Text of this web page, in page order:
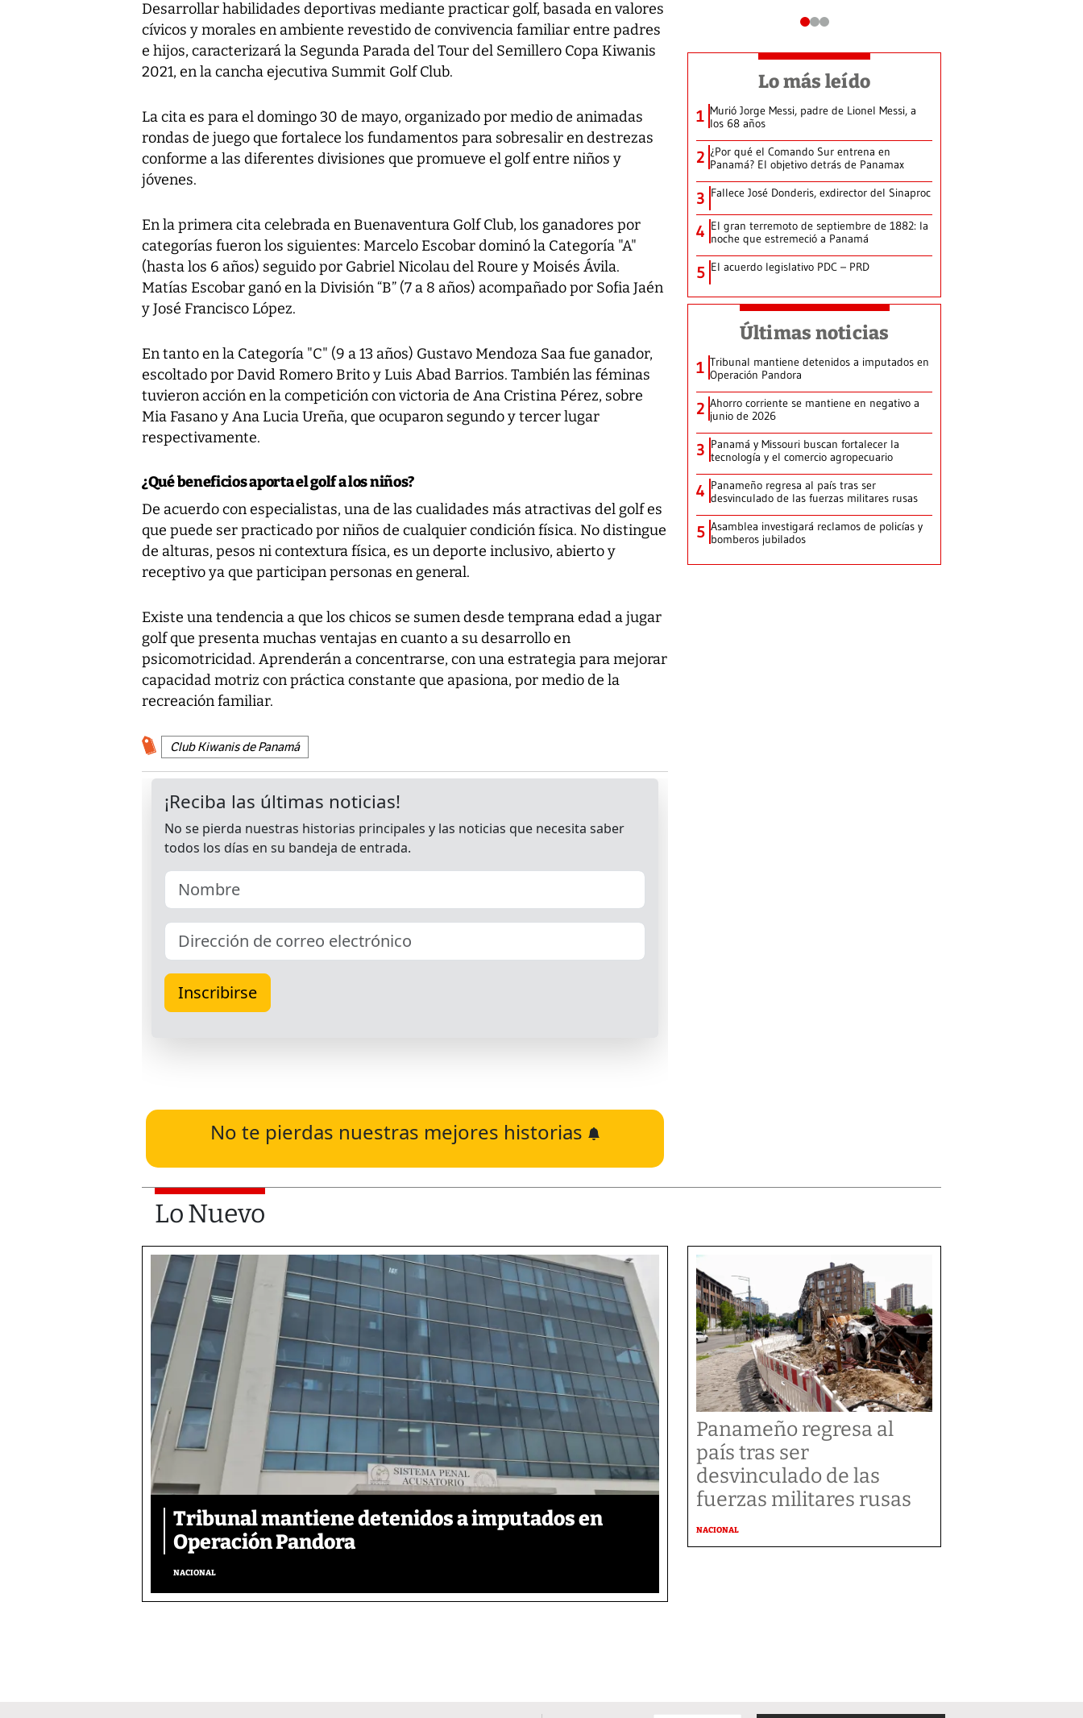
Desarrollar habilidades deportivas mediante practicar golf, basada en valores
cívicos y morales en ambiente revestido de convivencia familiar entre padres
e hijos, caracterizará la Segunda Parada del Tour del Semillero Copa Kiwanis
2021, en la cancha ejecutiva Summit Golf Club.
La cita es para el domingo 30 de mayo, organizado por medio de animadas
rondas de juego que fortalece los fundamentos para sobresalir en destrezas
conforme a las diferentes divisiones que promueve el golf entre niños y
jóvenes.
En la primera cita celebrada en Buenaventura Golf Club, los ganadores por
categorías fueron los siguientes: Marcelo Escobar dominó la Categoría "A"
(hasta los 6 años) seguido por Gabriel Nicolau del Roure y Moisés Ávila.
Matías Escobar ganó en la División “B” (7 a 8 años) acompañado por Sofia Jaén
y José Francisco López.
En tanto en la Categoría "C" (9 a 13 años) Gustavo Mendoza Saa fue ganador,
escoltado por David Romero Brito y Luis Abad Barrios. También las féminas
tuvieron acción en la competición con victoria de Ana Cristina Pérez, sobre
Mia Fasano y Ana Lucia Ureña, que ocuparon segundo y tercer lugar
respectivamente.
¿Qué beneficios aporta el golf a los niños?
De acuerdo con especialistas, una de las cualidades más atractivas del golf es
que puede ser practicado por niños de cualquier condición física. No distingue
de alturas, pesos ni contextura física, es un deporte inclusivo, abierto y
receptivo ya que participan personas en general.
Existe una tendencia a que los chicos se sumen desde temprana edad a jugar
golf que presenta muchas ventajas en cuanto a su desarrollo en
psicomotricidad. Aprenderán a concentrarse, con una estrategia para mejorar
capacidad motriz con práctica constante que apasiona, por medio de la
recreación familiar.
Club Kiwanis de Panamá
No te pierdas nuestras mejores historias
Lo más leído
1 Murió Jorge Messi, padre de Lionel Messi, a
los 68 años
2 ¿Por qué el Comando Sur entrena en
Panamá? El objetivo detrás de Panamax
3 Fallece José Donderis, exdirector del Sinaproc
4 El gran terremoto de septiembre de 1882: la
noche que estremeció a Panamá
5 El acuerdo legislativo PDC – PRD
Últimas noticias
1 Tribunal mantiene detenidos a imputados en
Operación Pandora
2 Ahorro corriente se mantiene en negativo a
junio de 2026
3 Panamá y Missouri buscan fortalecer la
tecnología y el comercio agropecuario
4 Panameño regresa al país tras ser
desvinculado de las fuerzas militares rusas
5 Asamblea investigará reclamos de policías y
bomberos jubilados
Lo Nuevo
Tribunal mantiene detenidos a imputados en
Operación Pandora
NACIONAL
Panameño regresa al
país tras ser
desvinculado de las
fuerzas militares rusas
NACIONAL